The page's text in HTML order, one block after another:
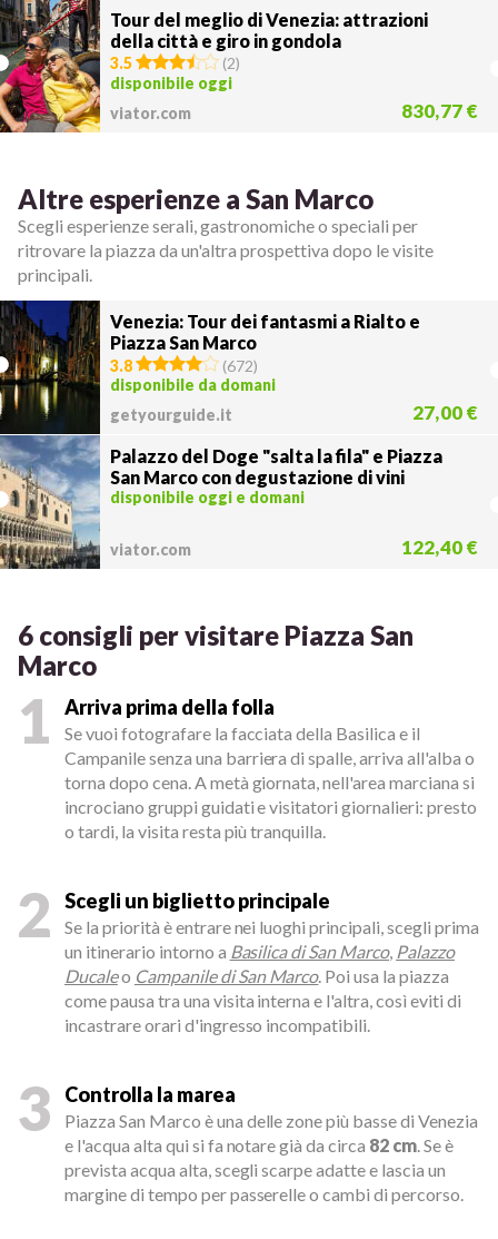
Tour del meglio di Venezia: attrazioni
della città e giro in gondola
3.5 (2)
disponibile oggi
viator.com
830,77 €
Altre esperienze a San Marco
Scegli esperienze serali, gastronomiche o speciali per
ritrovare la piazza da un'altra prospettiva dopo le visite
principali.
Venezia: Tour dei fantasmi a Rialto e
Piazza San Marco
3.8 (672)
disponibile da domani
getyourguide.it
27,00 €
Palazzo del Doge "salta la fila" e Piazza
San Marco con degustazione di vini
disponibile oggi e domani
viator.com 122,40 €
6 consigli per visitare Piazza San
Marco
1 Arriva prima della folla
Se vuoi fotografare la facciata della Basilica e il
Campanile senza una barriera di spalle, arriva all'alba o
torna dopo cena. A metà giornata, nell'area marciana si
incrociano gruppi guidati e visitatori giornalieri: presto
o tardi, la visita resta più tranquilla.
2 Scegli un biglietto principale
Se la priorità è entrare nei luoghi principali, scegli prima
un itinerario intorno a Basilica di San Marco, Palazzo
Ducaleo Campanile di San Marco. Poi usa la piazza
come pausa tra una visita interna e l'altra, così eviti di
incastrare orari d'ingresso incompatibili.
3 Controlla la marea
Piazza San Marco è una delle zone più basse di Venezia
e l'acqua alta qui si fa notare già da circa 82 cm . Se è
prevista acqua alta, scegli scarpe adatte e lascia un
margine di tempo per passerelle o cambi di percorso.